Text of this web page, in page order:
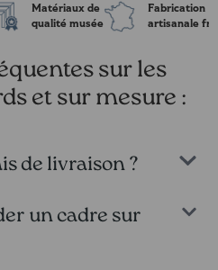
de
musée
Fabrication
artisanale française
sur les
et sur mesure :
de livraison ?
de stock. Les délais peuvent varier
pour chaque cadre et selon le
un cadre sur